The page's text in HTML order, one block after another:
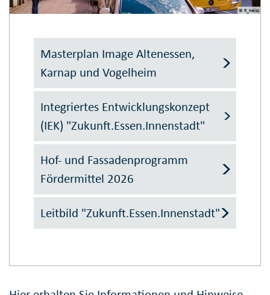
© R_Heiss
Masterplan Image Altenessen,
Karnap und Vogelheim
Integriertes Entwicklungs­konzept
(IEK) "Zukunft.Essen.Innen­stadt"
Hof- und Fassaden­programm
Förder­mittel 2026
Leitbild "Zukunft.Essen.Innen­stadt"